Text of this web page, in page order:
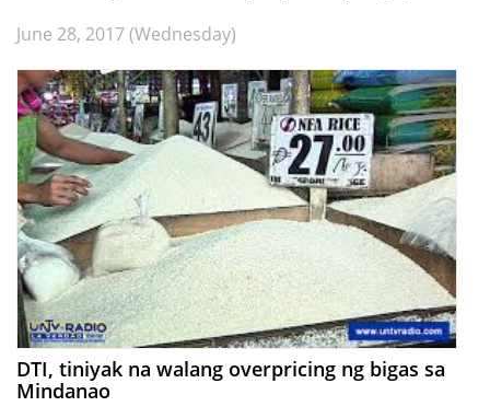
June 28, 2017 (Wednesday)
DTI, tiniyak na walang overpricing ng bigas sa
Mindanao